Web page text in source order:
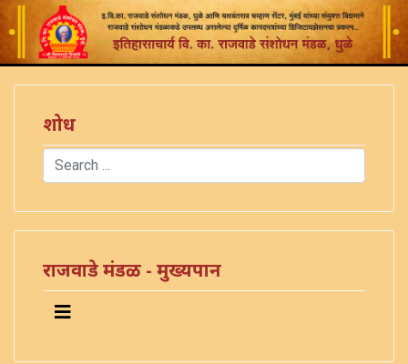
शोध
Search
राजवाडे मंडळ - मुख्यपान